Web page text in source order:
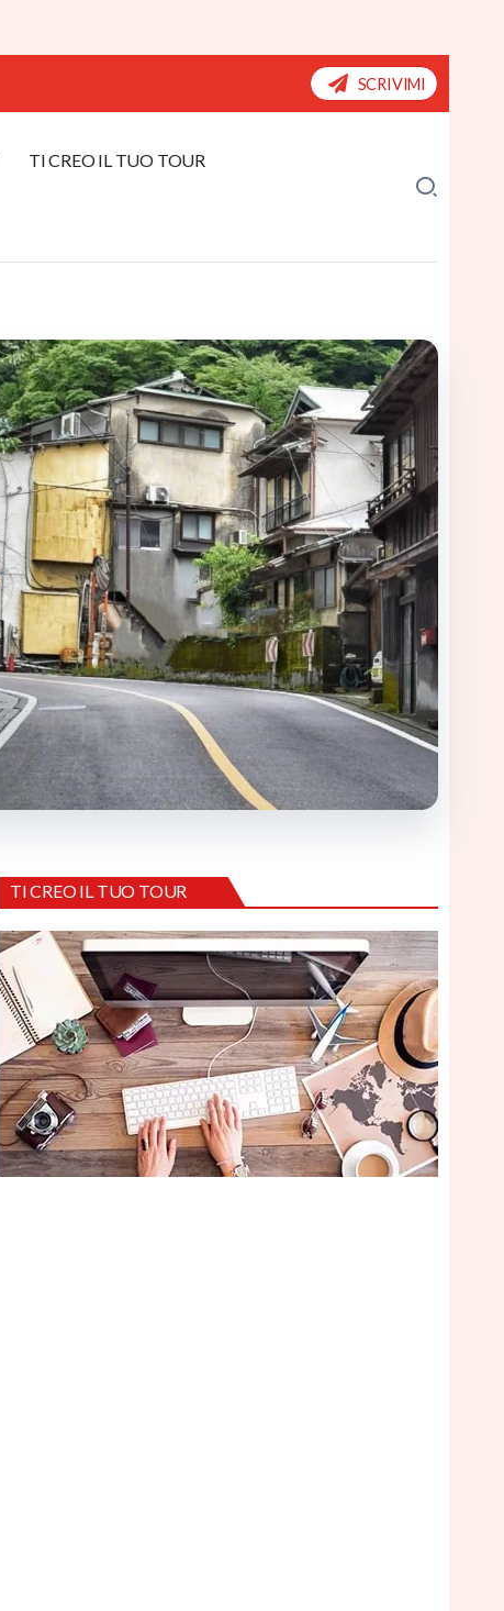
SCRIVIMI
TI CREO IL TUO TOUR
TI CREO IL TUO TOUR